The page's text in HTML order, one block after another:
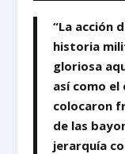
“La acción
historia
gloriosa
así como el
colocaron
de las
jerarquía